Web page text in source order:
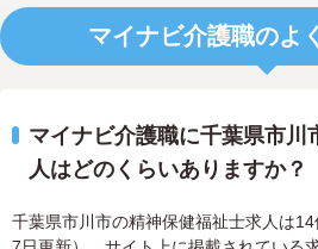
マイナビ介護職のよ
マイナビ介護職に千葉県市川
人はどのくらいありますか？
千葉県市川市の精神保健福祉士求人は